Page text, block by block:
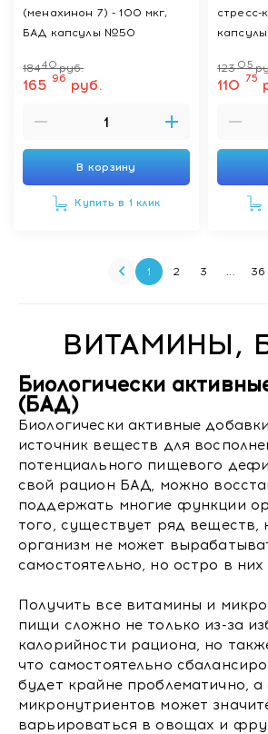
(менахинон 7) - 100 мкг,
БАД капсулы №50
18440 руб.
165 96 руб.
В корзину
Купить в 1 клик
стресс-
12305
110 75
1 2 3 ... 36
ВИТАМИНЫ,
Биологически
(БАД)
Биологически активные
источник веществ для
потенциального пищевого
свой рацион БАД, можно
поддержать многие функции
того, существует ряд веществ,
организм не может
самостоятельно, но остро в
Получить все витамины и
пищи сложно не только из-за
калорийности рациона, но
что самостоятельно
будет крайне проблематично,
микронутриентов может
варьироваться в овощах и